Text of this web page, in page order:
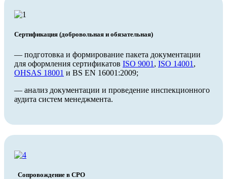
Сертификация (добровольная и обязательная)
— подготовка и формирование пакета документации
для оформления сертификатов ISO 9001 , ISO 14001 ,
OHSAS 18001 и BS EN 16001:2009;
— анализ документации и проведение инспекционного
аудита систем менеджмента.
Сопровождение в СРО